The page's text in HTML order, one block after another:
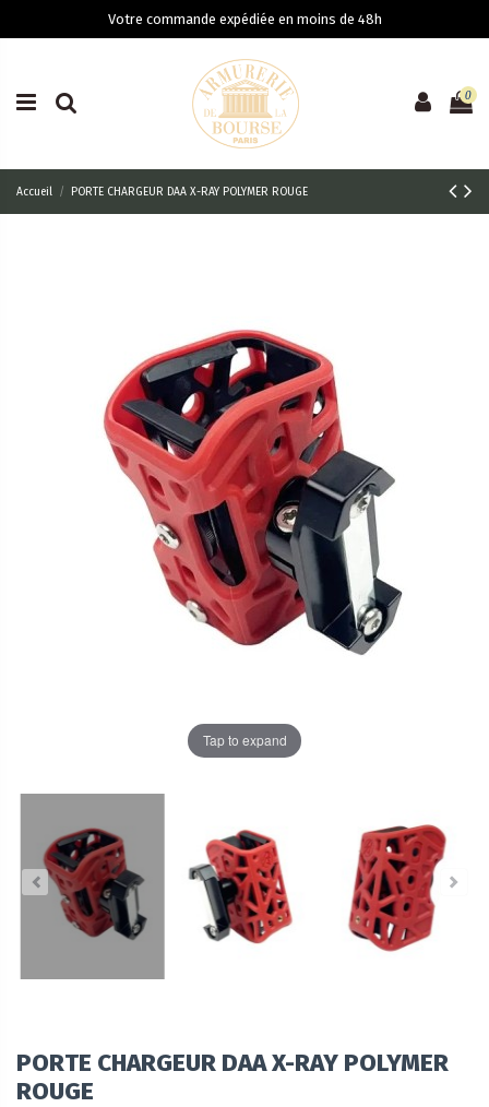
Votre commande expédiée en moins de 48h
0
Accueil PORTE CHARGEUR DAA X-RAY POLYMER ROUGE
Tap to expand
PORTE CHARGEUR DAA X-RAY POLYMER
ROUGE